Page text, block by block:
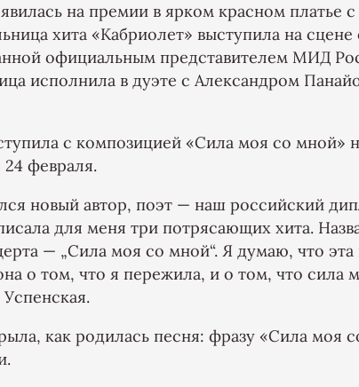
на премии в ярком красном платье
хита «Кабриолет» выступила на
официальным представителем МИД
исполнила в дуэте с Александром
с композицией «Сила моя со мной»
февраля.
новый автор, поэт — наш российский
для меня три потрясающих хита.
— „Сила моя со мной“. Я думаю, что эта
о том, что я пережила, и о том, что сила
как родилась песня: фразу «Сила моя